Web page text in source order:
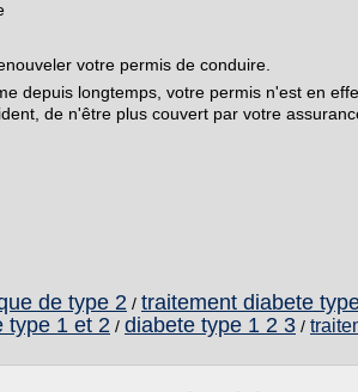
votre permis de conduire.
depuis longtemps, votre permis n'est en
de n'être plus couvert par votre
de type 2 / traitement diabete
type 1 et 2 / diabete type 1 2 3 /